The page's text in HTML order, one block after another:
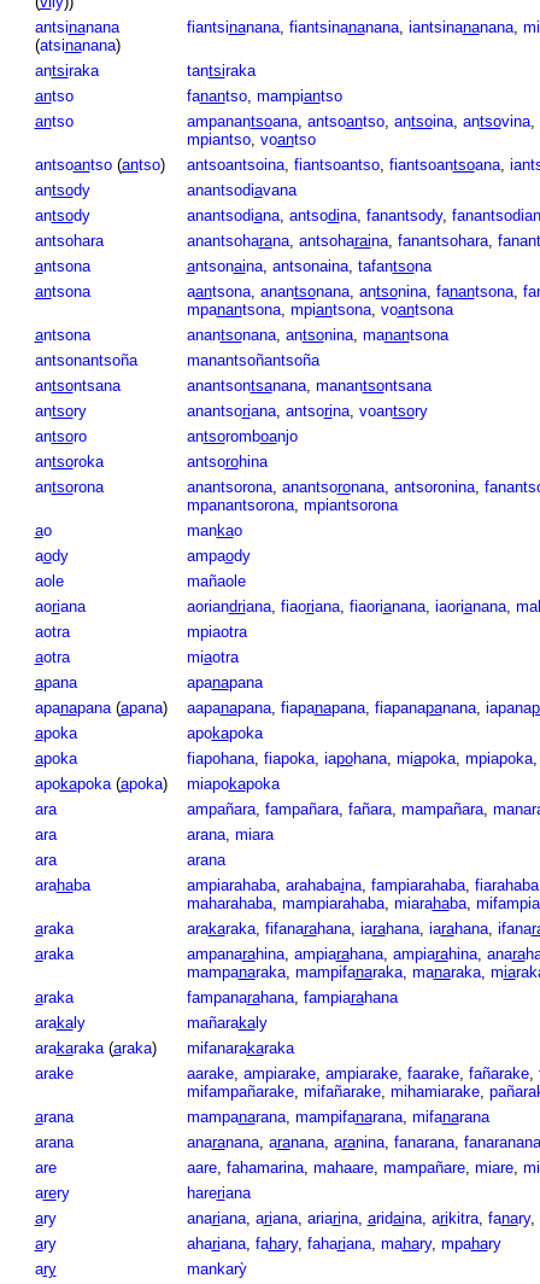
antsinanana
(atsinanana)
fiantsinanana, fiantsinananana, iantsinananana,
antsiraka tantsiraka
antso fanantso, mampiantso
antso ampanantsoana, antsoantso, antsoina, antsovina,
mpiantso, voantso
antsoantso(antso) antsoantsoina, fiantsoantso, fiantsoantsoana,
antsody anantsodiavana
antsody anantsodiana, antsodina, fanantsody,
antsohara
anantsoharana, antsoharaina, fanantsohara,
antsona antsonaina, antsonaina, tafantsona
antsona aantsona, anantsonana, antsonina, fanantsona,
mpanantsona, mpiantsona, voantsona
antsona anantsonana, antsonina, manantsona
antsonantsoña
manantsoñantsoña
antsontsana anantsontsanana, manantsontsana
antsory anantsoriana, antsorina, voantsory
antsoro antsoromboanjo
antsoroka antsorohina
antsorona anantsorona, anantsoronana, antsoronina,
mpanantsorona, mpiantsorona
ao mankao
aody ampaody
aole
mañaole
aoriana aoriandriana, fiaoriana, fiaorianana, iaorianana,
aotra
mpiaotra
aotra miaotra
apana apanapana
apanapana(apana) aapanapana, fiapanapana, fiapanapanana, iapana
apoka apokapoka
apoka fiapohana, fiapoka, iapohana, miapoka, mpiapoka
apokapoka(apoka) miapokapoka
ara
ampañara, fampañara, fañara, mampañara,
ara
arana, miara
ara
arana
arahaba ampiarahaba, arahabaina, fampiarahaba, fiarahaba
maharahaba, mampiarahaba, miarahaba,
araka arakaraka, fifanarahana, iarahana, iarahana, ifana
araka ampanarahina, ampiarahana, ampiarahina, anara
mampanaraka, mampifanaraka, manaraka, mia
araka fampanarahana, fampiarahana
arakaly mañarakaly
arakaraka(araka) mifanarakaraka
arake
aarake, ampiarake, ampiarake, faarake, fañarake,
mifampañarake, mifañarake, mihamiarake,
arana mampanarana, mampifanarana, mifanarana
arana
anaranana, aranana, aranina, fanarana, fanaranana
are
aare, fahamarina, mahaare, mampañare, miare,
arery hareriana
ary anariana, ariana, ariarina, aridaina, ari kitra, fanary,
ary ahariana, fahary, fahariana, mahary, mpahary
ary
mankarỳ